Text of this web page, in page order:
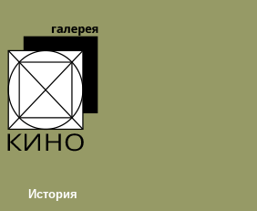
История